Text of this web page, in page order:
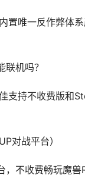
置唯一反作弊体
机吗？
支持不收费版和
对战平台）
，不收费畅玩魔